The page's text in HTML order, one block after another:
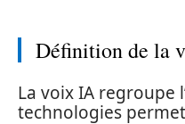
Définition de la
La voix IA regroupe
technologies